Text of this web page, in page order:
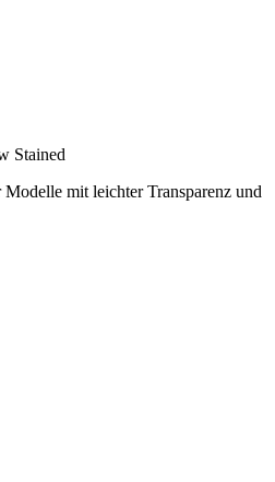
Stained
mit leichter Transparenz und